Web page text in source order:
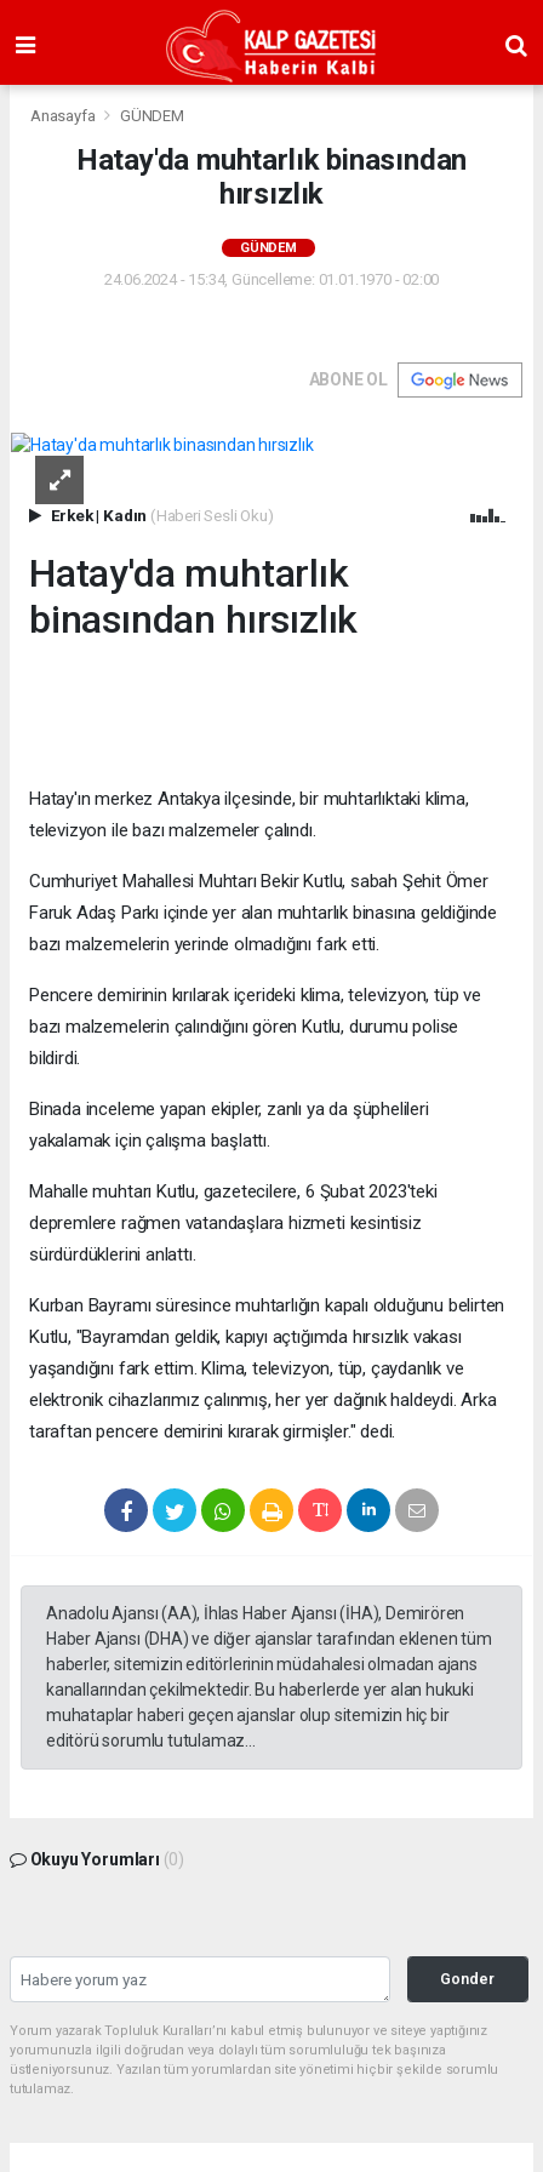
Anasayfa GÜNDEM
Hatay'da muhtarlık binasından
hırsızlık
GÜNDEM
24.06.2024 - 15:34, Güncelleme: 01.01.1970 - 02:00
ABONE OL
Erkek| Kadın (Haberi Sesli Oku)
Hatay'da muhtarlık
binasından hırsızlık
Hatay'ın merkez Antakya ilçesinde, bir muhtarlıktaki klima,
televizyon ile bazı malzemeler çalındı.
Cumhuriyet Mahallesi Muhtarı Bekir Kutlu, sabah Şehit Ömer
Faruk Adaş Parkı içinde yer alan muhtarlık binasına geldiğinde
bazı malzemelerin yerinde olmadığını fark etti.
Pencere demirinin kırılarak içerideki klima, televizyon, tüp ve
bazı malzemelerin çalındığını gören Kutlu, durumu polise
bildirdi.
Binada inceleme yapan ekipler, zanlı ya da şüphelileri
yakalamak için çalışma başlattı.
Mahalle muhtarı Kutlu, gazetecilere, 6 Şubat 2023'teki
depremlere rağmen vatandaşlara hizmeti kesintisiz
sürdürdüklerini anlattı.
Kurban Bayramı süresince muhtarlığın kapalı olduğunu belirten
Kutlu, "Bayramdan geldik, kapıyı açtığımda hırsızlık vakası
yaşandığını fark ettim. Klima, televizyon, tüp, çaydanlık ve
elektronik cihazlarımız çalınmış, her yer dağınık haldeydi. Arka
taraftan pencere demirini kırarak girmişler." dedi.
Anadolu Ajansı (AA), İhlas Haber Ajansı (İHA), Demirören
Haber Ajansı (DHA) ve diğer ajanslar tarafından eklenen tüm
haberler, sitemizin editörlerinin müdahalesi olmadan ajans
kanallarından çekilmektedir. Bu haberlerde yer alan hukuki
muhataplar haberi geçen ajanslar olup sitemizin hiç bir
editörü sorumlu tutulamaz...
Okuyu Yorumları (0)
Gonder
Yorum yazarak Topluluk Kuralları’nı kabul etmiş bulunuyor ve siteye yaptığınız
yorumunuzla ilgili doğrudan veya dolaylı tüm sorumluluğu tek başınıza
üstleniyorsunuz. Yazılan tüm yorumlardan site yönetimi hiçbir şekilde sorumlu
tutulamaz.